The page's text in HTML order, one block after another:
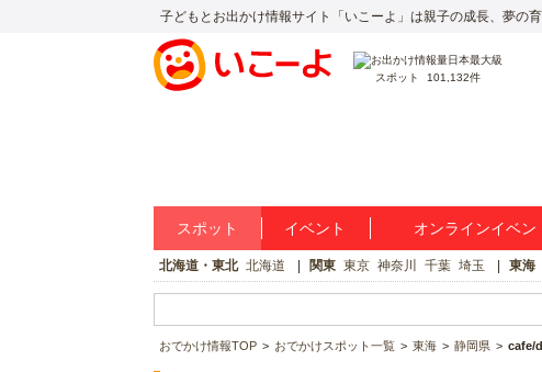
子どもとお出かけ情報サイト「いこーよ」は親子の成長、夢の
スポット 101,132件
スポット イベント オンラインイベン
北海道・東北 北海道 関東 東京 神奈川 千葉 埼玉 東海
おでかけ情報TOP おでかけスポット一覧 東海 静岡県 cafe/